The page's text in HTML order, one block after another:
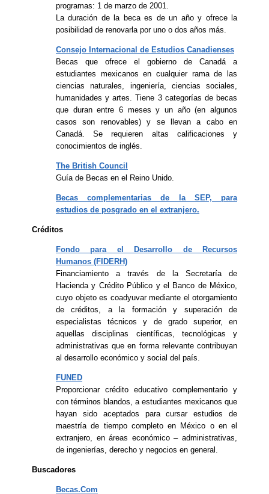
programas: 1 de marzo de 2001.
La duración de la beca es de un año y ofrece la
posibilidad de renovarla por uno o dos años más.
Consejo Internacional de Estudios Canadienses
Becas que ofrece el gobierno de Canadá a
estudiantes mexicanos en cualquier rama de las
ciencias naturales, ingeniería, ciencias sociales,
humanidades y artes. Tiene 3 categorías de becas
que duran entre 6 meses y un año (en algunos
casos son renovables) y se llevan a cabo en
Canadá. Se requieren altas calificaciones y
conocimientos de inglés.
The British Council
Guía de Becas en el Reino Unido.
Becas complementarias de la SEP, para
estudios de posgrado en el extranjero.
Créditos
Fondo para el Desarrollo de Recursos
Humanos (FIDERH)
Financiamiento a través de la Secretaría de
Hacienda y Crédito Público y el Banco de México,
cuyo objeto es coadyuvar mediante el otorgamiento
de créditos, a la formación y superación de
especialistas técnicos y de grado superior, en
aquellas disciplinas científicas, tecnológicas y
administrativas que en forma relevante contribuyan
al desarrollo económico y social del país.
FUNED
Proporcionar crédito educativo complementario y
con términos blandos, a estudiantes mexicanos que
hayan sido aceptados para cursar estudios de
maestría de tiempo completo en México o en el
extranjero, en áreas económico – administrativas,
de ingenierías, derecho y negocios en general.
Buscadores
Becas.Com